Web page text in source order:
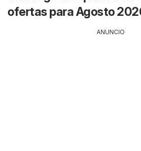
ofertas para Agosto
ANUNCIO